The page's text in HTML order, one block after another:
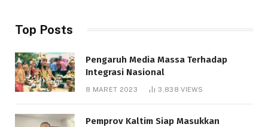
Top Posts
Pengaruh Media Massa Terhadap
Integrasi Nasional
8 MARET 2023 3,838VIEWS
Pemprov Kaltim Siap Masukkan